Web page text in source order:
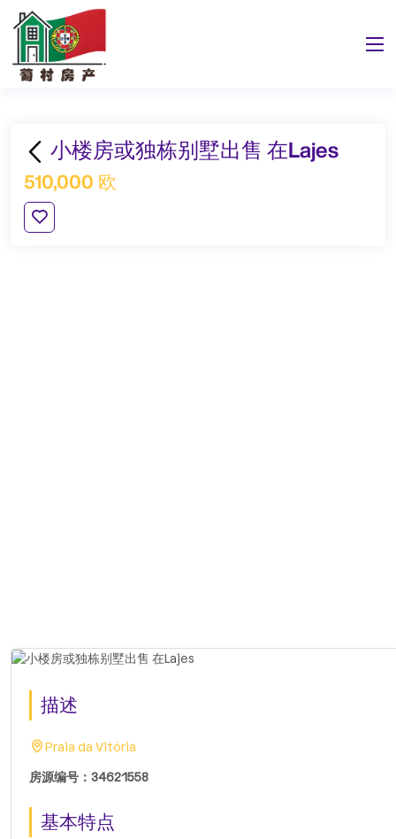
小楼房或独栋别墅出售 在Lajes
510,000 欧
描述
Praia da Vitória
房源编号：34621558
基本特点